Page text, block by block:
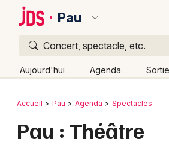
Pau
Concert, spectacle, etc.
Aujourd'hui Agenda
Publier un événement
Bordeaux
Retour
Accueil Pau Agenda Spectacles
Pau : Théâtre
Quoi ?
Où ?
Partout
Près de moi Changer de